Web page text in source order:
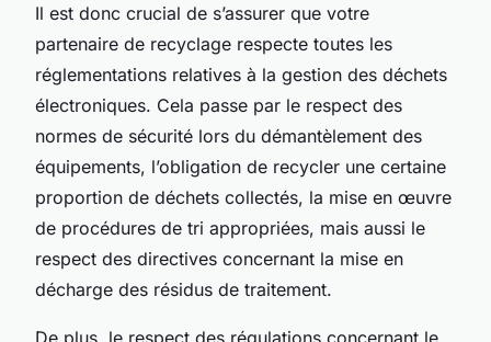
Il est donc crucial de s’assurer que votre
partenaire de recyclage respecte toutes les
réglementations relatives à la gestion des déchets
électroniques. Cela passe par le respect des
normes de sécurité lors du démantèlement des
équipements, l’obligation de recycler une certaine
proportion de déchets collectés, la mise en œuvre
de procédures de tri appropriées, mais aussi le
respect des directives concernant la mise en
décharge des résidus de traitement.
De plus, le respect des régulations concernant le